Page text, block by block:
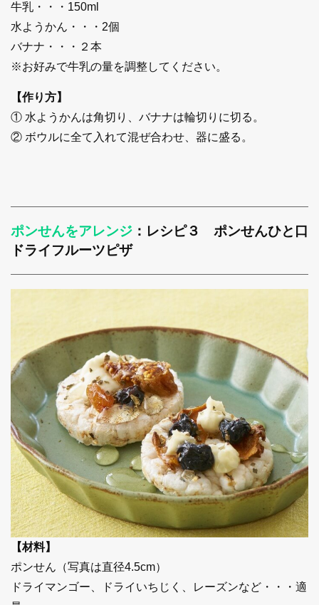
牛乳・・・150ml
水ようかん・・・2個
バナナ・・・２本
※お好みで牛乳の量を調整してください。
【作り方】
① 水ようかんは角切り、バナナは輪切りに切る。
② ボウルに全て入れて混ぜ合わせ、器に盛る。
ポンせんをアレンジ ：レシピ３ ポンせんひと口
ドライフルーツピザ
【材料】
ポンせん（写真は直径4.5cm）
ドライマンゴー、ドライいちじく、レーズンなど・・・適